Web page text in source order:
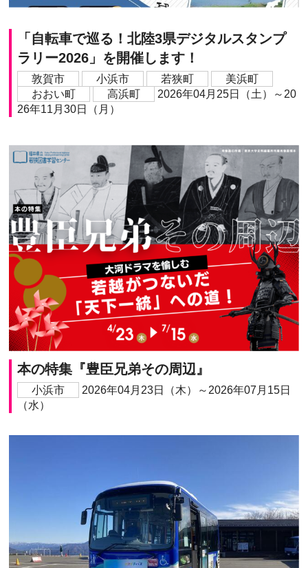
「自転車で巡る！北陸3県デジタルスタンプ
ラリー2026」を開催します！
敦賀市 小浜市 若狭町
美浜町
おおい町
高浜町
2026年04月25日（土）～20
26年11月30日（月）
本の特集『豊臣兄弟その周辺』
小浜市
2026年04月23日（木）～2026年07月15日
（水）